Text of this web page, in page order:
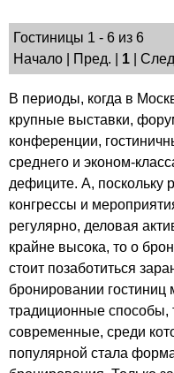
Гостиницы 1 - 6 из 6
Начало | Пред. | 1 |
В периоды, когда в
крупные выставки,
конференции,
среднего и эконом-
дефиците. А, поскольку
конгрессы и
регулярно, деловая
крайне высока, то о
стоит позаботиться
бронировании гостиниц
традиционные способы,
современные, среди
популярной стала